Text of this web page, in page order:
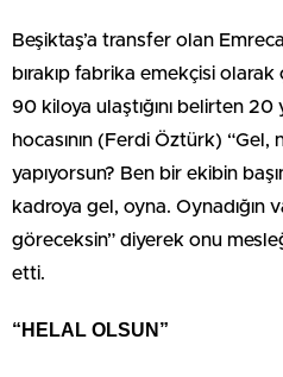
Beşiktaş’a transfer olan
bırakıp fabrika emekçisi olarak
90 kiloya ulaştığını belirten 20
hocasının (Ferdi Öztürk)
yapıyorsun? Ben bir ekibin
kadroya gel, oyna. Oynadığın
göreceksin” diyerek onu
etti.
“HELAL OLSUN”